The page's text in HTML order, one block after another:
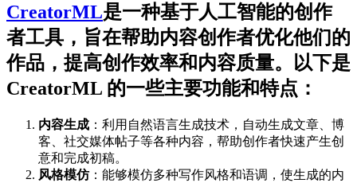
CreatorML是一种基于人工智能的创作
者工具，旨在帮助内容创作者优化他们的
作品，提高创作效率和内容质量。以下是
CreatorML 的一些主要功能和特点：
内容生成 ：利用自然语言生成技术，自动生成文章、博
客、社交媒体帖子等各种内容，帮助创作者快速产生创
意和完成初稿。
风格模仿：能够模仿多种写作风格和语调，使生成的内